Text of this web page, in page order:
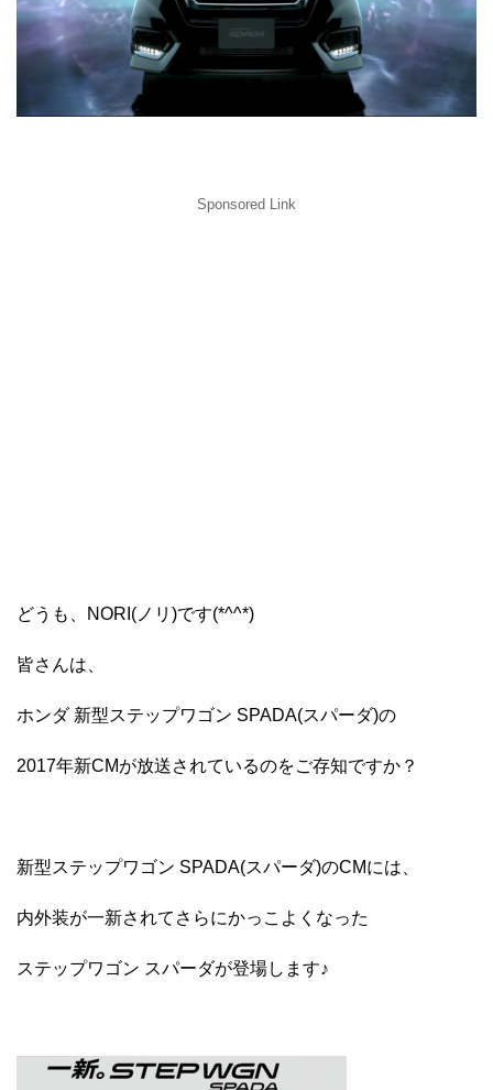
Sponsored Link
どうも、NORI(ノリ)です(*^^*)
皆さんは、
ホンダ 新型ステップワゴン SPADA(スパーダ)の
2017年新CMが放送されているのをご存知ですか？
新型ステップワゴン SPADA(スパーダ)のCMには、
内外装が一新されてさらにかっこよくなった
ステップワゴン スパーダが登場します♪